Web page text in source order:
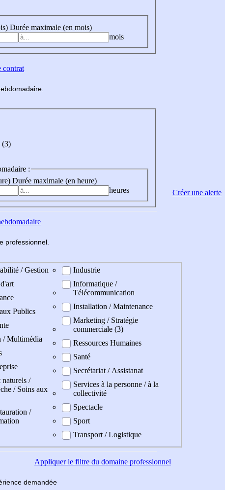
Durée maximale (en mois)
mois
contrat
madaire
(3)
:
Durée maximale (en heure)
heures
professionnel
/ Gestion
Publics
/ Multimédia
naturels /
/ Soins aux
/
Industrie
Informatique /
Télécommunication
Installation / Maintenance
Marketing / Stratégie
commerciale (3)
Ressources Humaines
Santé
Secrétariat / Assistanat
Services à la personne / à la
collectivité
Spectacle
Sport
Transport / Logistique
Appliquerle filtre du domaine professionnel
demandée
Créer une alerte